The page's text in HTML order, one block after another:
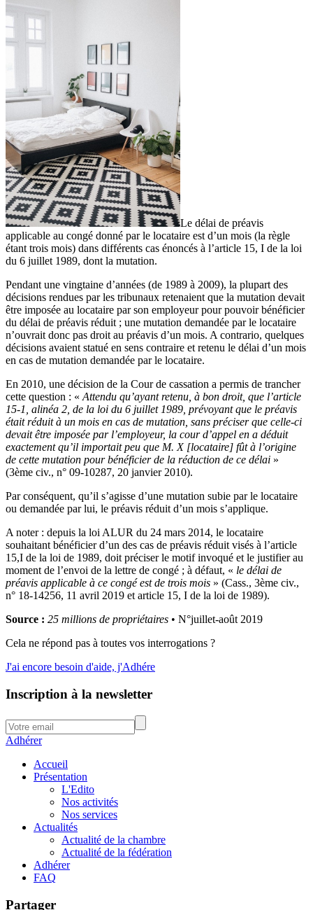
Le délai de préavis
applicable au congé donné par le locataire est d’un mois (la règle
étant trois mois) dans différents cas énoncés à l’article 15, I de la loi
du 6 juillet 1989, dont la mutation.
Pendant une vingtaine d’années (de 1989 à 2009), la plupart des
décisions rendues par les tribunaux retenaient que la mutation devait
être imposée au locataire par son employeur pour pouvoir bénéficier
du délai de préavis réduit ; une mutation demandée par le locataire
n’ouvrait donc pas droit au préavis d’un mois. A contrario, quelques
décisions avaient statué en sens contraire et retenu le délai d’un mois
en cas de mutation demandée par le locataire.
En 2010, une décision de la Cour de cassation a permis de trancher
cette question : « Attendu qu’ayant retenu, à bon droit, que l’article
15-1, alinéa 2, de la loi du 6 juillet 1989, prévoyant que le préavis
était réduit à un mois en cas de mutation, sans préciser que celle-ci
devait être imposée par l’employeur, la cour d’appel en a déduit
exactement qu’il importait peu que M. X [locataire] fût à l’origine
de cette mutation pour bénéficier de la réduction de ce délai »
(3ème civ., n° 09-10287, 20 janvier 2010).
Par conséquent, qu’il s’agisse d’une mutation subie par le locataire
ou demandée par lui, le préavis réduit d’un mois s’applique.
A noter : depuis la loi ALUR du 24 mars 2014, le locataire
souhaitant bénéficier d’un des cas de préavis réduit visés à l’article
15,I de la loi de 1989, doit préciser le motif invoqué et le justifier au
moment de l’envoi de la lettre de congé ; à défaut, « le délai de
préavis applicable à ce congé est de trois mois » (Cass., 3ème civ.,
n° 18-14256, 11 avril 2019 et article 15, I de la loi de 1989).
Source : 25 millions de propriétaires • N°juillet-août 2019
Cela ne répond pas à toutes vos interrogations ?
J'ai encore besoin d'aide, j'Adhére
Inscription à la newsletter
Adhérer
Accueil
Présentation
L'Edito
Nos activités
Nos services
Actualités
Actualité de la chambre
Actualité de la fédération
Adhérer
FAQ
Partager